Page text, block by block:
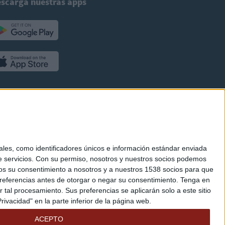
como identificadores únicos e información estándar enviada
servicios. Con su permiso, nosotros y nuestros socios podemos
su consentimiento a nosotros y a nuestros 1538 socios para que
antes de otorgar o negar su consentimiento. Tenga en
procesamiento. Sus preferencias se aplicarán solo a este sitio
en la parte inferior de la página web.
ACEPTO